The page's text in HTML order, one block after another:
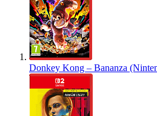
Donkey Kong – Bananza